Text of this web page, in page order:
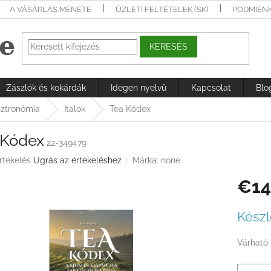
A VÁSÁRLÁS MENETE ÜZLETI FELTÉTELEK (SK)
KERESÉS
Zászlók és kokárdák Idegen nyelvű Kapcsolat
Italok Tea Kódex
22-349479
Ugrás az értékeléshez Márka: none
Várható